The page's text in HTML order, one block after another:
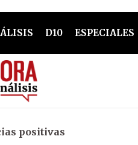
D10 ESPECIALES
positivas